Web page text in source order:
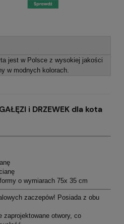
jest w Polsce z wysokiej jakości
w modnych kolorach.
i DRZEWEK dla kota
o wymiarach 75x 35 cm
zaczepów! Posiada z obu
zaprojektowane otwory, co